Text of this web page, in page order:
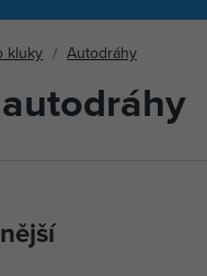
kluky Autodráhy